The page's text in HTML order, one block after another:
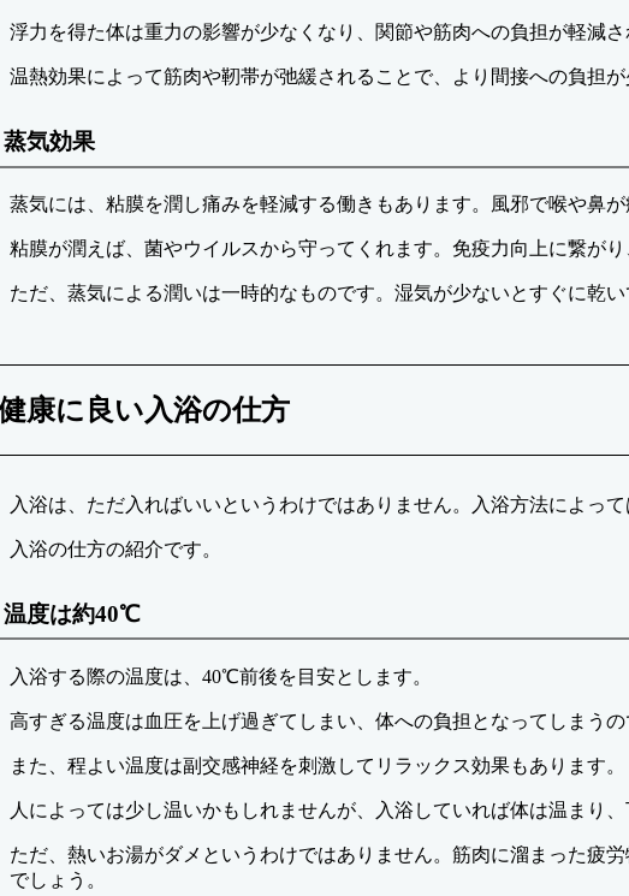
浮力を得た体は重力の影響が少なくなり、関節や筋肉への負担が軽減さ
温熱効果によって筋肉や靭帯が弛緩されることで、より間接への負担が
蒸気効果
蒸気には、粘膜を潤し痛みを軽減する働きもあります。風邪で喉や鼻
粘膜が潤えば、菌やウイルスから守ってくれます。免疫力向上に繋がり
ただ、蒸気による潤いは一時的なものです。湿気が少ないとすぐに乾
康に良い入浴の仕方
入浴は、ただ入ればいいというわけではありません。入浴方法によっ
入浴の仕方の紹介です。
温度は約40℃
入浴する際の温度は、40℃前後を目安とします。
高すぎる温度は血圧を上げ過ぎてしまい、体への負担となってしまう
また、程よい温度は副交感神経を刺激してリラックス効果もあります。
人によっては少し温いかもしれませんが、入浴していれば体は温まり
ただ、熱いお湯がダメというわけではありません。筋肉に溜まった疲
でしょう。